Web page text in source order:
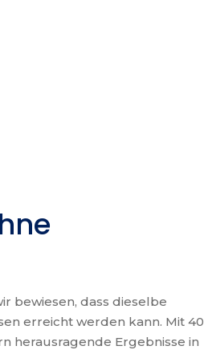
bewiesen, dass dieselbe
erreicht werden kann. Mit 40
herausragende Ergebnisse in